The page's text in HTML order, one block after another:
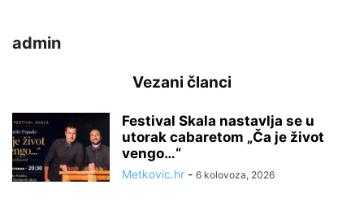
admin
Vezani članci
Festival Skala nastavlja se u
utorak cabaretom „Ča je život
vengo…“
Metkovic.hr - 6 kolovoza, 2026